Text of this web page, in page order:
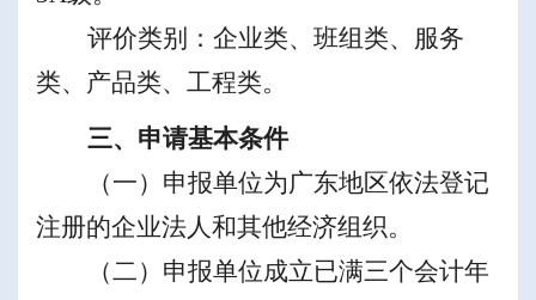
评价类别：企业类、班组类、服务
类、产品类、工程类。
三、申请基本条件
（一） 申报单位为广东地区依法登记
注册的企业法人和其他经济组织。
（二） 申报单位成立已满三个会计年